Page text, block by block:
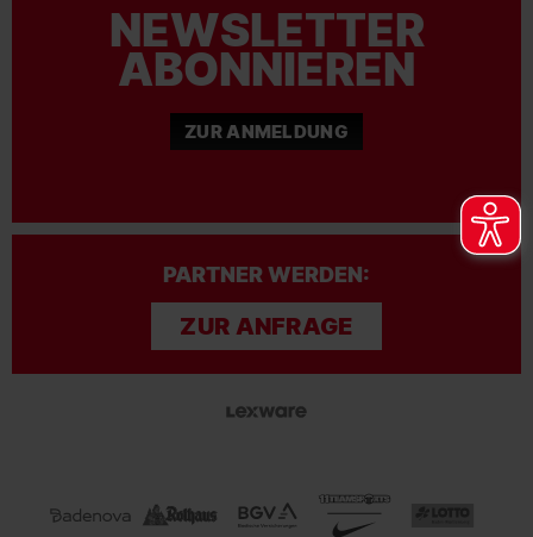
NEWSLETTER
ABONNIEREN
ZUR ANMELDUNG
PARTNER WERDEN:
ZUR ANFRAGE